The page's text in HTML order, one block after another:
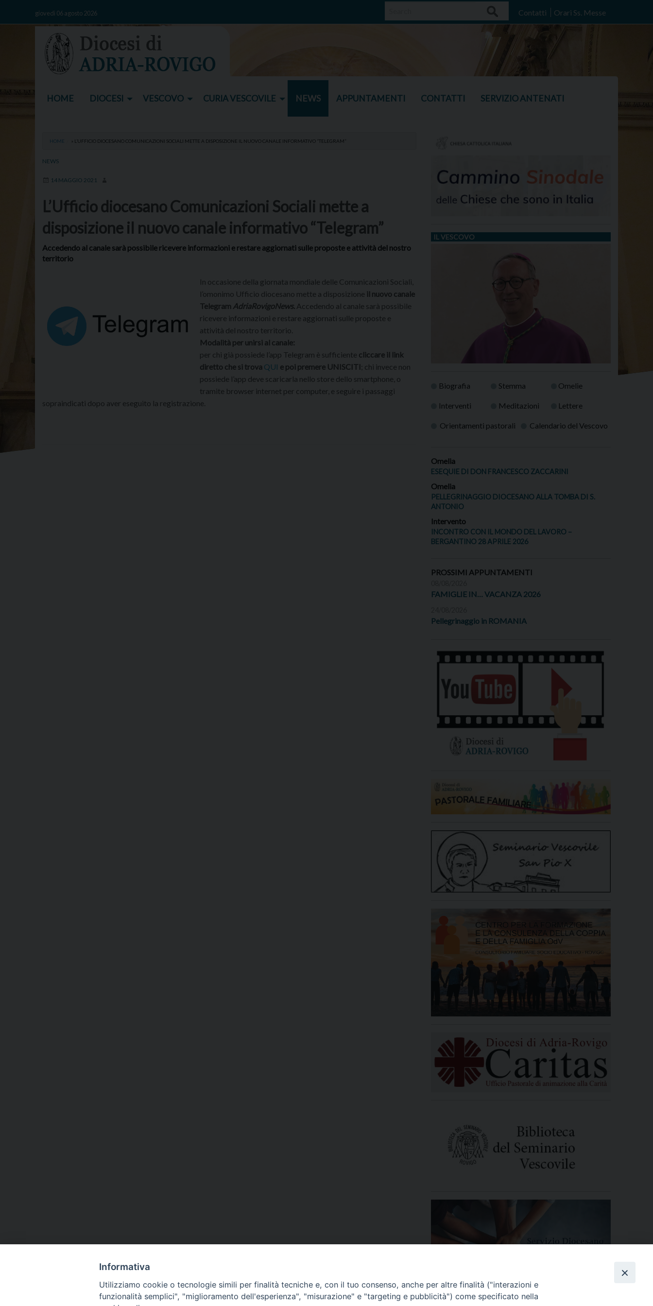
giovedì 06 agosto 2026 Contatti Orari Ss. Messe
HOME DIOCESI VESCOVO CURIA VESCOVILE NEWS APPUNTAMENTI CONTATTI SERVIZIO ANTENATI
HOME » L’UFFICIO DIOCESANO COMUNICAZIONI SOCIALI METTE A DISPOSIZIONE IL NUOVO CANALE INFORMATIVO “TELEGRAM”
NEWS
14 MAGGIO 2021
L’Ufficio diocesano Comunicazioni Sociali mette a
disposizione il nuovo canale informativo “Telegram”
Accedendo al canale sarà possibile ricevere informazioni e restare aggiornati sulle proposte e attività del nostro
territorio
In occasione della giornata mondiale delle Comunicazioni Sociali,
l’omonimo Ufficio diocesano mette a disposizione il nuovo canale
Telegram AdriaRovigoNews. Accedendo al canale sarà possibile
ricevere informazioni e restare aggiornati sulle proposte e
attività del nostro territorio.
Modalità per unirsi al canale:
per chi già possiede l’app Telegram è sufficiente cliccare il link
diretto che si trova QUI e poi premere UNISCITI ; chi invece non
possiede l’app deve scaricarla nello store dello smartphone, o
tramite browser internet per computer, e seguire i passaggi
sopraindicati dopo aver eseguito la registrazione.
IL VESCOVO
Biografia Stemma Omelie
Interventi Meditazioni Lettere
Orientamenti pastorali Calendario del Vescovo
Omelia
ESEQUIE DI DON FRANCESCO ZACCARINI
Omelia
PELLEGRINAGGIO DIOCESANO ALLA TOMBA DI S.
ANTONIO
Intervento
INCONTRO CON IL MONDO DEL LAVORO –
BERGANTINO 28 APRILE 2026
PROSSIMI APPUNTAMENTI
FAMIGLIE IN… VACANZA 2026
Pellegrinaggio in ROMANIA
Informativa
Utilizziamo cookie o tecnologie simili per finalità tecniche e, con il tuo consenso, anche per altre finalità ("interazioni e
funzionalità semplici", "miglioramento dell'esperienza", "misurazione" e "targeting e pubblicità") come specificato nella